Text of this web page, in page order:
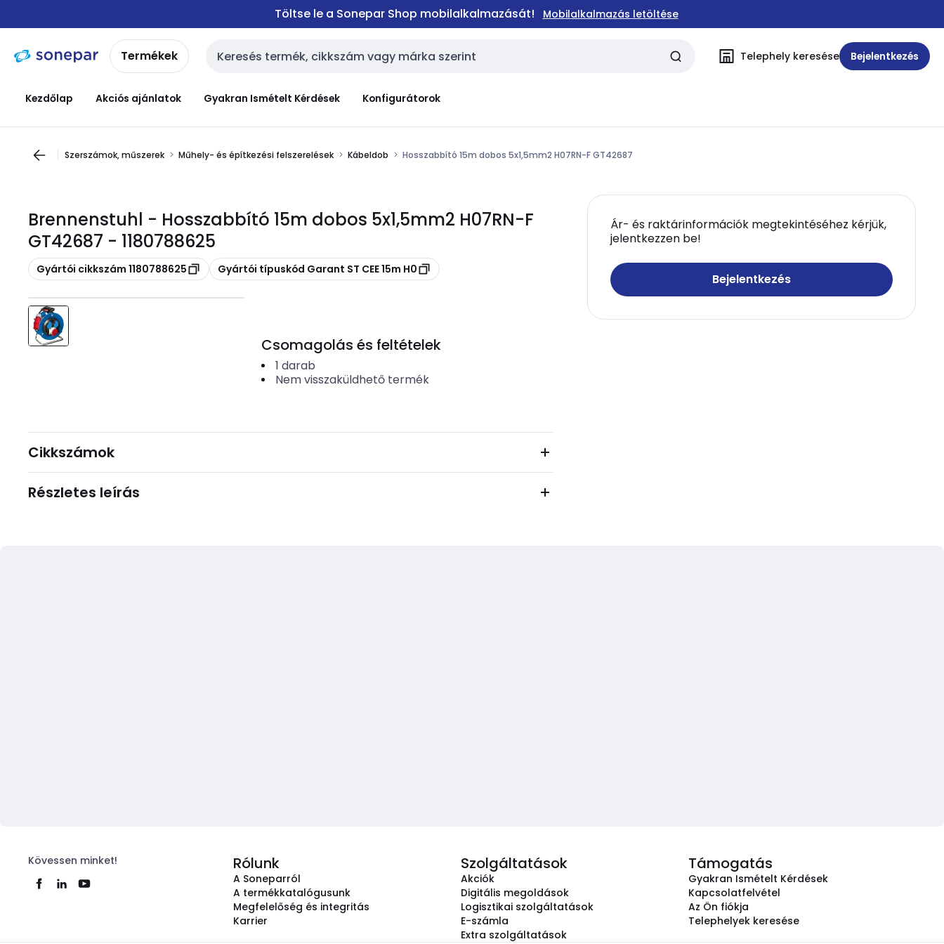
navigációhoztartalomra
Töltse le a Sonepar Shop mobilalkalmazását! Mobilalkalmazás letöltése
Termékek Keresési bemenet Telephely keresése Bejelentkezés
Kezdőlap Akciós ajánlatok Gyakran Ismételt Kérdések Konfigurátorok
Szerszámok, műszerek Műhely- és építkezési felszerelések Kábeldob Hosszabbító 15m dobos 5x1,5mm2 H07RN-F GT42687
Brennenstuhl - Hosszabbító 15m dobos 5x1,5mm2 H07RN-F
GT42687 - 1180788625
Másolás
Gyártói cikkszám 1180788625 Másolás
Gyártói típuskód Garant ST CEE 15m H0
Ár- és raktárinformációk megtekintéséhez kérjük,
jelentkezzen be!
Bejelentkezés
Csomagolás és feltételek
1 darab
Nem visszaküldhető termék
Cikkszámok
Részletes leírás
Kövessen minket! Rólunk
A Soneparról
A termékkatalógusunk
Megfelelőség és integritás
Karrier
Szolgáltatások
Akciók
Digitális megoldások
Logisztikai szolgáltatások
E-számla
Extra szolgáltatások
Támogatás
Gyakran Ismételt Kérdések
Kapcsolatfelvétel
Az Ön fiókja
Telephelyek keresése